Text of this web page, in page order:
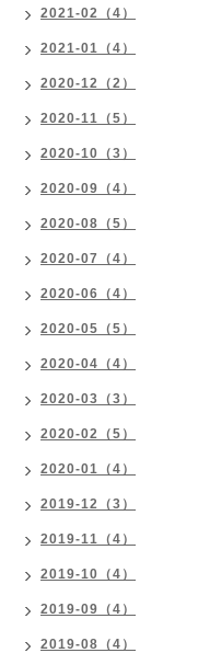
2021-02（4）
2021-01（4）
2020-12（2）
2020-11（5）
2020-10（3）
2020-09（4）
2020-08（5）
2020-07（4）
2020-06（4）
2020-05（5）
2020-04（4）
2020-03（3）
2020-02（5）
2020-01（4）
2019-12（3）
2019-11（4）
2019-10（4）
2019-09（4）
2019-08（4）